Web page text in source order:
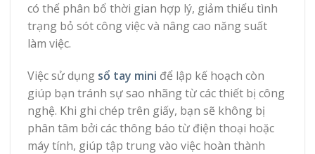
có thể phân bổ thời gian hợp lý, giảm thiểu tình
trạng bỏ sót công việc và nâng cao năng suất
làm việc.
Việc sử dụng sổ tay mini để lập kế hoạch còn
giúp bạn tránh sự sao nhãng từ các thiết bị công
nghệ. Khi ghi chép trên giấy, bạn sẽ không bị
phân tâm bởi các thông báo từ điện thoại hoặc
máy tính, giúp tập trung vào việc hoàn thành